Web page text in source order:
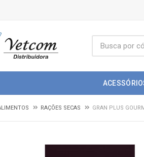
RAÇÕES SECAS GRAN PLUS